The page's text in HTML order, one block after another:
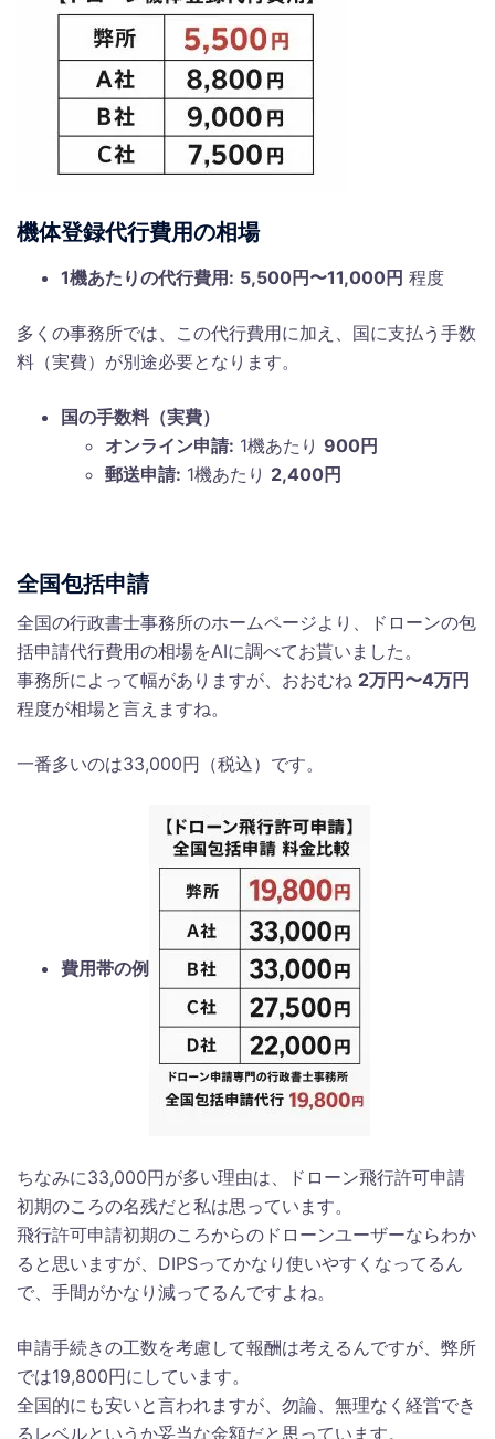
機体登録代行費用の相場
1機あたりの代行費用: 5,500円〜11,000円 程度
多くの事務所では、この代行費用に加え、国に支払う手数
料（実費）が別途必要となります。
国の手数料（実費）
オンライン申請: 1機あたり 900円
郵送申請: 1機あたり 2,400円
全国包括申請
全国の行政書士事務所のホームページより、ドローンの包
括申請代行費用の相場をAIに調べてお貰いました。
事務所によって幅がありますが、おおむね 2万円〜4万円
程度が相場と言えますね。
一番多いのは33,000円（税込）です。
費用帯の例
ちなみに33,000円が多い理由は、ドローン飛行許可申請
初期のころの名残だと私は思っています。
飛行許可申請初期のころからのドローンユーザーならわか
ると思いますが、DIPSってかなり使いやすくなってるん
で、手間がかなり減ってるんですよね。
申請手続きの工数を考慮して報酬は考えるんですが、弊所
では19,800円にしています。
全国的にも安いと言われますが、勿論、無理なく経営でき
るレベルというか妥当な金額だと思っています。